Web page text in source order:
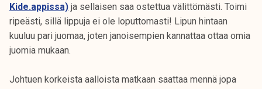
Kide.appissa) ja sellaisen saa ostettua välittömästi. Toimi
ripeästi, sillä lippuja ei ole loputtomasti! Lipun hintaan
kuuluu pari juomaa, joten janoisempien kannattaa ottaa omia
juomia mukaan.
Johtuen korkeista aalloista matkaan saattaa mennä jopa